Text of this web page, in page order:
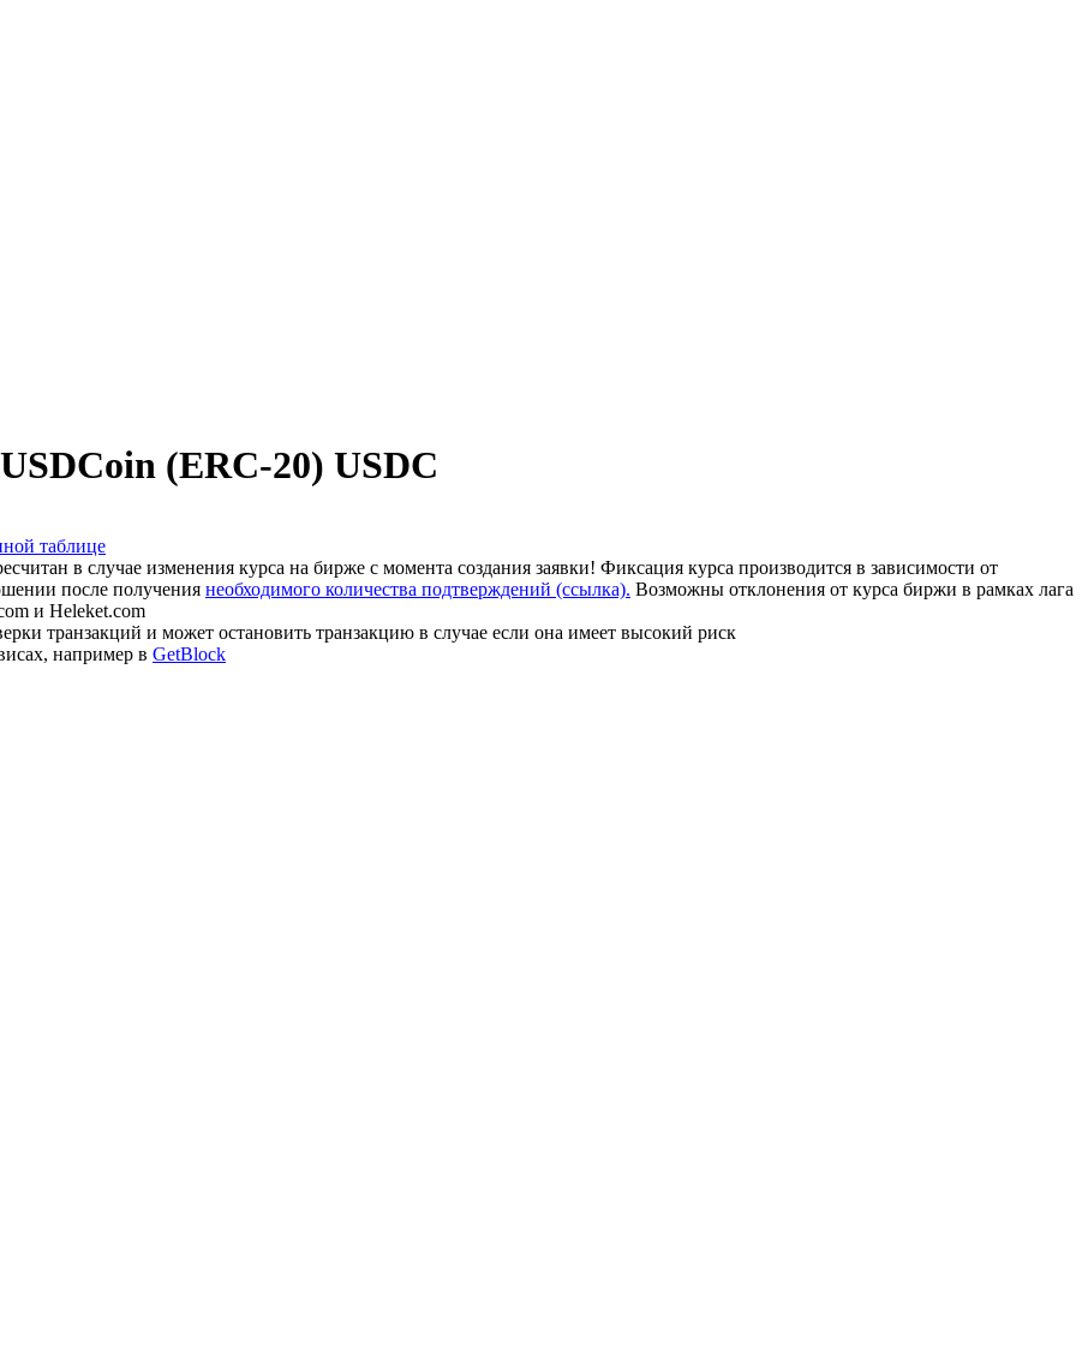
(ERC-20) USDC
таблице
в случае изменения курса на бирже с момента создания заявки! Фиксация курса производится в зависимости от
после получения необходимого количества подтверждений (ссылка). Возможны отклонения от курса биржи в рамках лага
и Heleket.com
транзакций и может остановить транзакцию в случае если она имеет высокий риск
например в GetBlock